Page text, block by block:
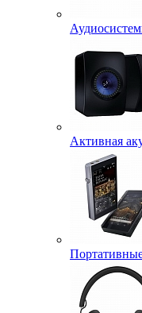
Активная